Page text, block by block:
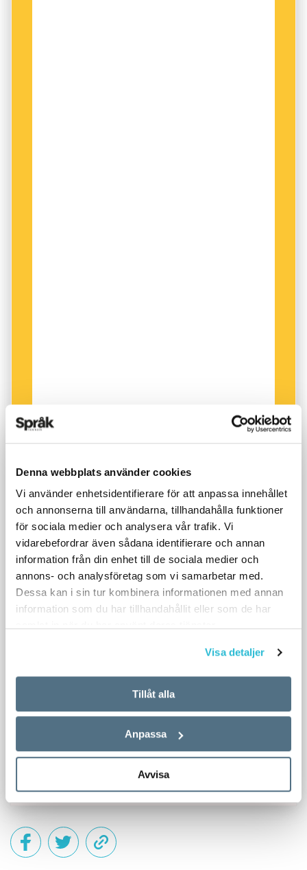
Denna webbplats använder cookies
Vi använder enhetsidentifierare för att anpassa innehållet
och annonserna till användarna, tillhandahålla funktioner
för sociala medier och analysera vår trafik. Vi
vidarebefordrar även sådana identifierare och annan
information från din enhet till de sociala medier och
annons- och analysföretag som vi samarbetar med.
Dessa kan i sin tur kombinera informationen med annan
information som du har tillhandahållit eller som de har
Visa detaljer
Tillåt alla
Anpassa
Avvisa